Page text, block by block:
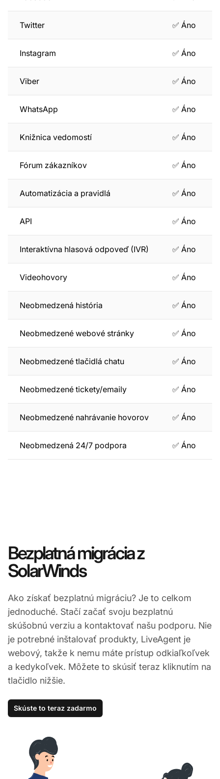
Twitter ✅ Áno
Instagram ✅ Áno
Viber ✅ Áno
WhatsApp ✅ Áno
Knižnica vedomostí ✅ Áno
Fórum zákazníkov ✅ Áno
Automatizácia a pravidlá ✅ Áno
API ✅ Áno
Interaktívna hlasová odpoveď (IVR) ✅ Áno
Videohovory ✅ Áno
Neobmedzená história ✅ Áno
Neobmedzené webové stránky ✅ Áno
Neobmedzené tlačidlá chatu ✅ Áno
Neobmedzené tickety/emaily ✅ Áno
Neobmedzené nahrávanie hovorov ✅ Áno
Neobmedzená 24/7 podpora ✅ Áno
Bezplatná migrácia z
SolarWinds
Ako získať bezplatnú migráciu? Je to celkom
jednoduché. Stačí začať svoju bezplatnú
skúšobnú verziu a kontaktovať našu podporu. Nie
je potrebné inštalovať produkty, LiveAgent je
webový, takže k nemu máte prístup odkiaľkoľvek
a kedykoľvek. Môžete to skúsiť teraz kliknutím na
tlačidlo nižšie.
Skúste to teraz zadarmo